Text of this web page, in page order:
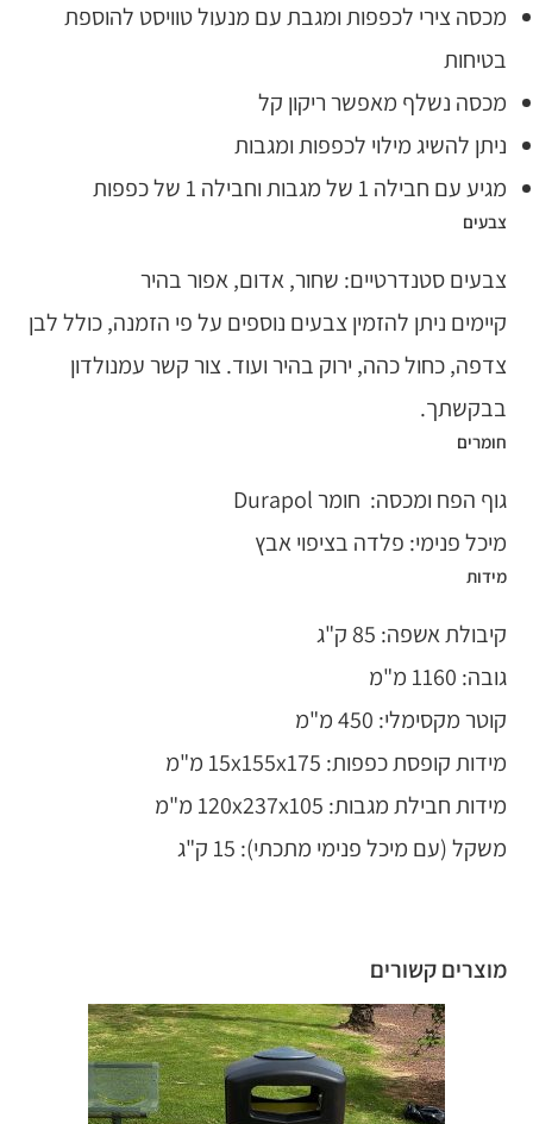
מכסה צירי לכפפות ומגבת עם מנעול טוויסט להוספת
בטיחות
מכסה נשלף מאפשר ריקון קל
ניתן להשיג מילוי לכפפות ומגבות
מגיע עם חבילה 1 של מגבות וחבילה 1 של כפפות
צבעים
צבעים סטנדרטיים: שחור, אדום, אפור בהיר
קיימים ניתן להזמין צבעים נוספים על פי הזמנה, כולל לבן
צדפה, כחול כהה, ירוק בהיר ועוד. צור קשר עמנולדון
בבקשתך.
חומרים
גוף הפח ומכסה: חומר Durapol
מיכל פנימי: פלדה בציפוי אבץ
מידות
קיבולת אשפה: 85 ק"ג
גובה: 1160 מ"מ
קוטר מקסימלי: 450 מ"מ
מידות קופסת כפפות: 15x155x175 מ"מ
מידות חבילת מגבות: 120x237x105 מ"מ
משקל (עם מיכל פנימי מתכתי): 15 ק"ג
מוצרים קשורים